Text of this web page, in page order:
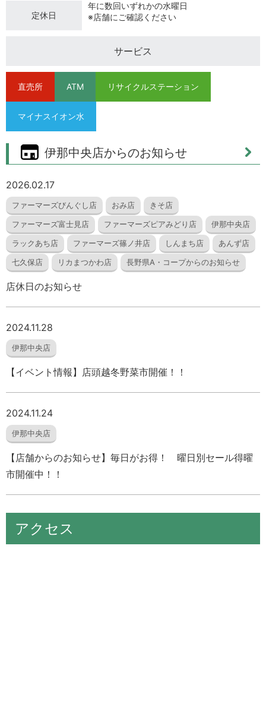
定休日
年に数回いずれかの水曜日
※店舗にご確認ください
サービス
直売所 ATM リサイクルステーション
マイナスイオン水
伊那中央店からのお知らせ
2026.02.17
ファーマーズびんぐし店 おみ店
きそ店
ファーマーズ富士見店
ファーマーズピアみどり店
伊那中央店
ラックあち店
ファーマーズ篠ノ井店 しんまち店
あんず店
七久保店
リカまつかわ店 長野県A・コープからのお知らせ
店休日のお知らせ
2024.11.28
伊那中央店
【イベント情報】店頭越冬野菜市開催！！
2024.11.24
伊那中央店
【店舗からのお知らせ】毎日がお得！ 曜日別セール得曜
市開催中！！
アクセス